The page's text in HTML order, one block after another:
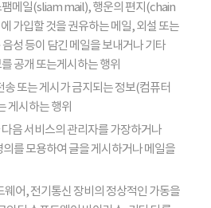
메일(sliam mail), 행운의 편지(chain
가입할 것을 권유하는 메일, 외설 또는
음성 등이 담긴 메일을 보내거나 기타
공개 또는게시하는 행위
송 또는 게시가 금지되는 정보(컴퓨터
게시하는 행위
음 서비스의 관리자를 가장하거나
를 모용하여 글을 게시하거나 메일을
어, 전기통신 장비의 정상적인 가동을